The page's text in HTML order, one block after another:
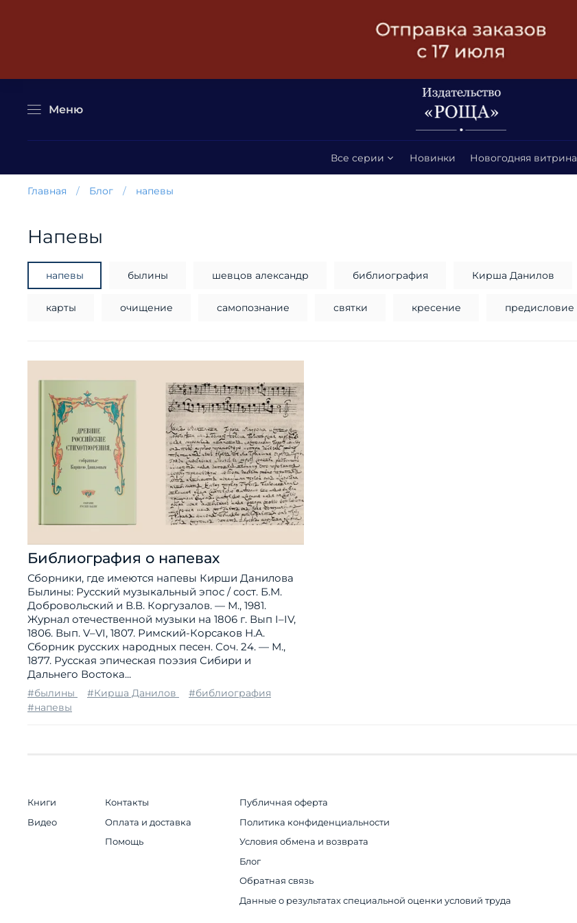
Меню
Все серии Новинки Новогодняя витрина
Главная Блог напевы
напевы
напевы былины шевцов александр библиография Кирша Данилов
карты очищение самопознание святки кресение предисловие
Библиография о напевах
Сборники, где имеются напевы Кирши Данилова
Былины: Русский музыкальный эпос / сост. Б.М.
Добровольский и В.В. Коргузалов. — М., 1981.
Журнал отечественной музыки на 1806 г. Вып I–IV,
1806. Вып. V–VI, 1807. Римский-Корсаков Н.А.
Сборник русских народных песен. Соч. 24. — М.,
1877. Русская эпическая поэзия Сибири и
Дальнего Востока...
#былины #Кирша Данилов
#библиография
#напевы
Книги
Видео
Контакты
Оплата и доставка
Помощь
Публичная оферта
Политика конфиденциальности
Условия обмена и возврата
Блог
Обратная связь
Данные о результатах специальной оценки условий труда